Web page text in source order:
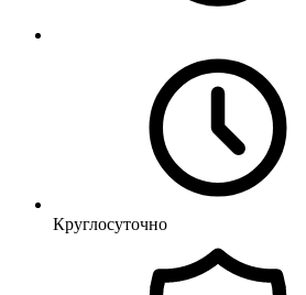
Круглосуточно